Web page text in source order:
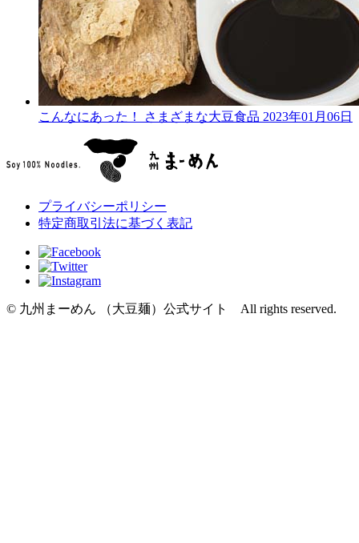
こんなにあった！ さまざまな大豆食品 2023年01月06日
プライバシーポリシー
特定商取引法に基づく表記
© 九州まーめん （大豆麺）公式サイト All rights reserved.